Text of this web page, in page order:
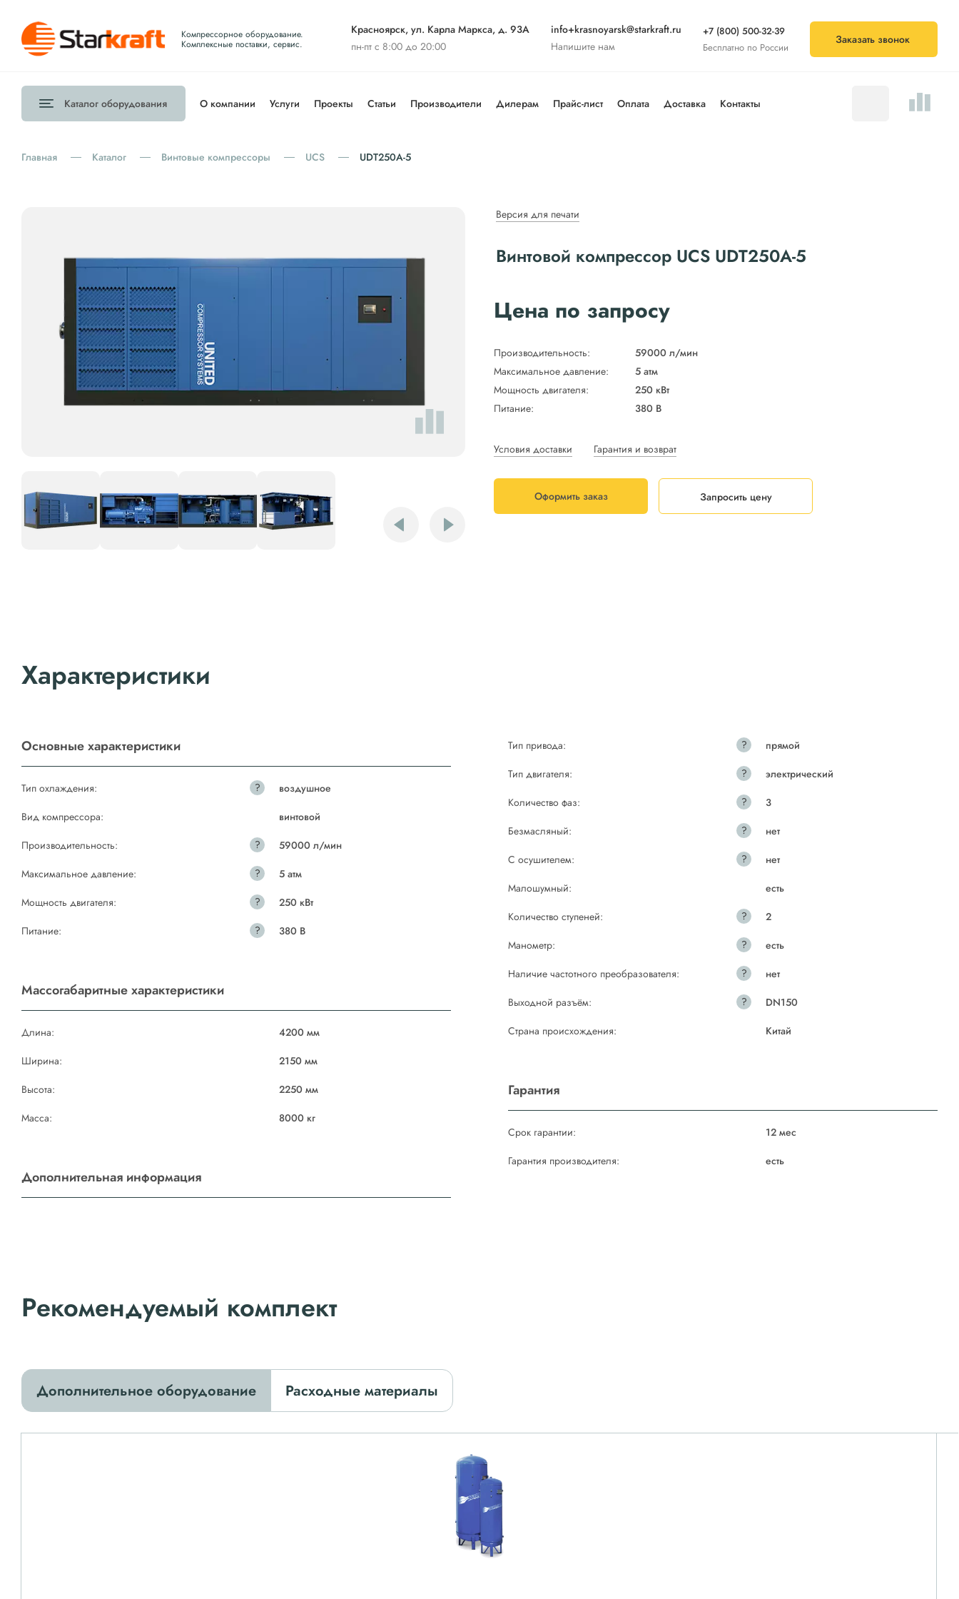
Компрессорное оборудование.
Комплексные поставки, сервис.
Красноярск, ул. Карла Маркса, д. 93А
пн-пт с 8:00 до 20:00
info+krasnoyarsk@starkraft.ru
Напишите нам
+7 (800) 500-32-39
Бесплатно по России
Заказать звонок
Каталог оборудования О компании Услуги Проекты Статьи Производители Дилерам Прайс-лист Оплата Доставка Контакты
Главная Каталог Винтовые компрессоры UCS UDT250A-5
Версия для печати
Винтовой компрессор UCS UDT250A-5
Цена по запросу
Производительность:
59000 л/мин
Максимальное давление:
5 атм
Мощность двигателя:
250 кВт
Питание:
380 В
Условия доставки Гарантия и возврат
Оформить заказ Запросить цену
Характеристики
Основные характеристики
Тип охлаждения: ?
воздушное
Вид компрессора:
винтовой
Производительность:
?
59000 л/мин
Максимальное давление:
?
5 атм
Мощность двигателя:
?
250 кВт
Питание:
? 380 В
Массогабаритные характеристики
Длина:
4200 мм
Ширина:
2150 мм
Высота:
2250 мм
Масса:
8000 кг
Дополнительная информация
Тип привода: ?
прямой
Тип двигателя:
?
электрический
Количество фаз:
?
3
Безмасляный:
?
нет
С осушителем:
?
нет
Малошумный:
есть
Количество ступеней:
?
2
Манометр:
?
есть
Наличие частотного преобразователя:
?
нет
Выходной разъём:
?
DN150
Страна происхождения:
Китай
Гарантия
Срок гарантии:
12 мес
Гарантия производителя:
есть
Рекомендуемый комплект
Дополнительное оборудование Расходные материалы